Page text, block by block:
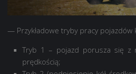
— Przykładowe tryby pracy pojazdów
Tryb 1 – pojazd porusza się z
prędkością;